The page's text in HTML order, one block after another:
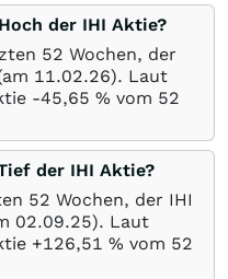
der IHI Aktie?
52 Wochen, der
11.02.26). Laut
-45,65 % vom 52
der IHI Aktie?
52 Wochen, der IHI
02.09.25). Laut
+126,51 % vom 52